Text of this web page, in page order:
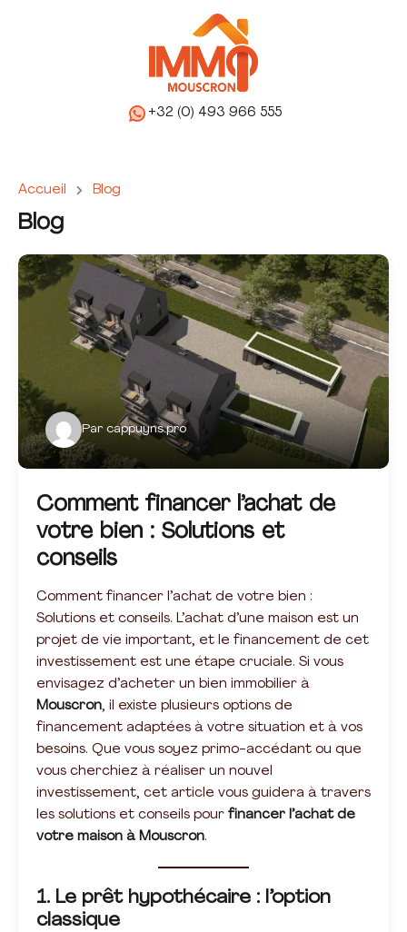
+32 (0) 493 966 555
Accueil Blog
Blog
Par cappuyns.pro
Comment financer l’achat de
votre bien : Solutions et
conseils
Comment financer l’achat de votre bien :
Solutions et conseils. L’achat d’une maison est un
projet de vie important, et le financement de cet
investissement est une étape cruciale. Si vous
envisagez d’acheter un bien immobilier à
Mouscron, il existe plusieurs options de
financement adaptées à votre situation et à vos
besoins. Que vous soyez primo-accédant ou que
vous cherchiez à réaliser un nouvel
investissement, cet article vous guidera à travers
les solutions et conseils pour financer l’achat de
votre maison à Mouscron.
1. Le prêt hypothécaire : l’option
classique